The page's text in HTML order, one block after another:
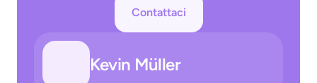
Contattaci
Kevin Müller